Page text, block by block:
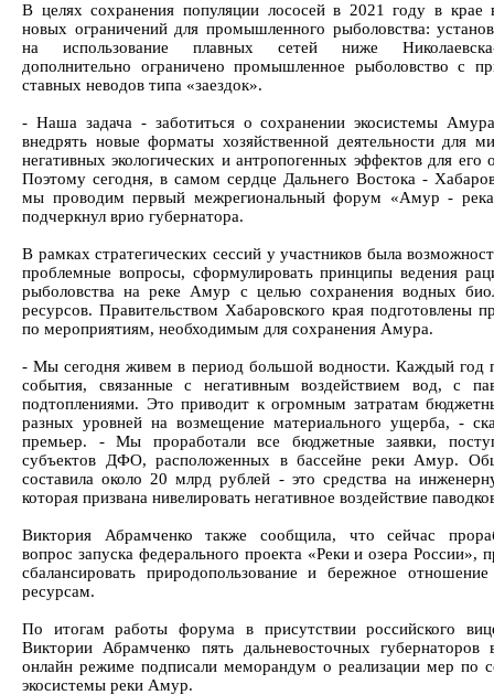
В целях сохранения популяции лососей в 2021 году в крае
новых ограничений для промышленного рыболовства:
на использование плавных сетей ниже Николаевска-
дополнительно ограничено промышленное рыболовство с
ставных неводов типа «заездок».
- Наша задача - заботиться о сохранении экосистемы
внедрять новые форматы хозяйственной деятельности для
негативных экологических и антропогенных эффектов для его
Поэтому сегодня, в самом сердце Дальнего Востока -
мы проводим первый межрегиональный форум «Амур -
подчеркнул врио губернатора.
В рамках стратегических сессий у участников была
проблемные вопросы, сформулировать принципы ведения
рыболовства на реке Амур с целью сохранения водных
ресурсов. Правительством Хабаровского края подготовлены
по мероприятиям, необходимым для сохранения Амура.
- Мы сегодня живем в период большой водности. Каждый год
события, связанные с негативным воздействием вод, с
подтоплениями. Это приводит к огромным затратам
разных уровней на возмещение материального ущерба, -
премьер. - Мы проработали все бюджетные заявки,
субъектов ДФО, расположенных в бассейне реки Амур.
составила около 20 млрд рублей - это средства на
которая призвана нивелировать негативное воздействие
Виктория Абрамченко также сообщила, что сейчас
вопрос запуска федерального проекта «Реки и озера России»,
сбалансировать природопользование и бережное
ресурсам.
По итогам работы форума в присутствии российского
Виктории Абрамченко пять дальневосточных
онлайн режиме подписали меморандум о реализации мер по
экосистемы реки Амур.